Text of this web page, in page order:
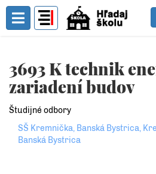
Toggle Menu
3693 K technik
zariadení budov
Študijné odbory
SŠ Kremnička, Banská Bystrica,
Banská Bystrica